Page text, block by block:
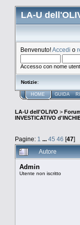
LA-U
Benvenuto!Accedi o
Accesso con nome
Notizie:
HOME GUIDA
LA-U dell'OLIVO >
INVESTICATIVO
Pagine: 1 ... 45 46 [47]
Autore
Admin
Utente non iscritto